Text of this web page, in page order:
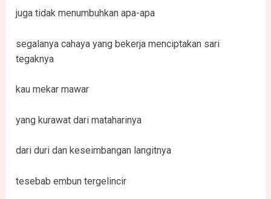
juga tidak menumbuhkan apa-apa
segalanya cahaya yang bekerja menciptakan sari
tegaknya
kau mekar mawar
yang kurawat dari mataharinya
dari duri dan keseimbangan langitnya
tesebab embun tergelincir